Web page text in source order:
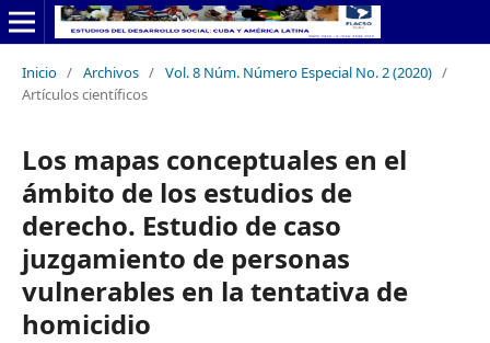
Inicio / Archivos / Vol. 8 Núm. Número Especial No. 2 (2020) /
Artículos científicos
Los mapas conceptuales en el
ámbito de los estudios de
derecho. Estudio de caso
juzgamiento de personas
vulnerables en la tentativa de
homicidio